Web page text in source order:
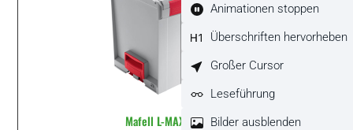
Mafell L-MAX #095170
Animationen stoppen
Überschriften hervorheben
Großer Cursor
Leseführung
Bilder ausblenden